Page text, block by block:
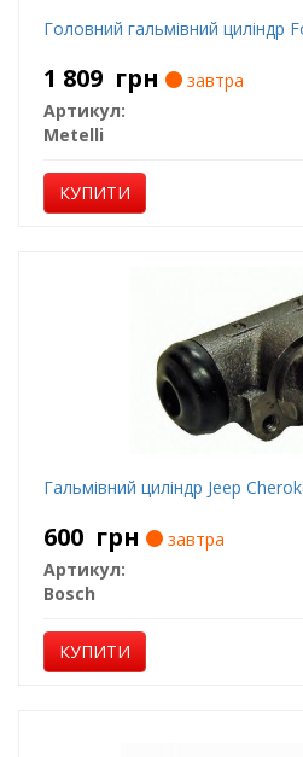
Головний гальмівний циліндр
1 809 грн
завтра
Артикул:
Metelli
КУПИТИ
Гальмівний циліндр Jeep
600 грн
завтра
Артикул:
Bosch
КУПИТИ